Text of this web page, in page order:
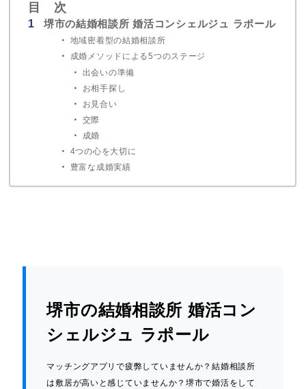
目 次
堺市の結婚相談所 婚活コンシェルジュ ラポール
地域密着型の結婚相談所
成婚メソッドによる5つのステージ
出会いの準備
お相手探し
お見合い
交際
成婚
4つの心を大切に
豊富な成婚実績
堺市の結婚相談所 婚活コン
シェルジュ ラポール
マッチングアプリで疲弊していませんか？結婚相談所
は敷居が高いと感じていませんか？堺市で婚活をして